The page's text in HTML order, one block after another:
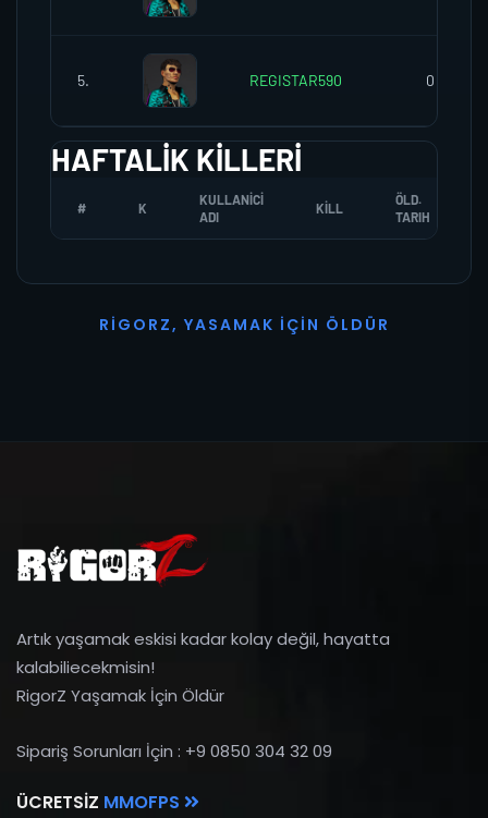
5. REGISTAR590 0
HAFTALIK KILLERI
# K
KULLANICI
ADI
KILL
ÖLD.
TARIH
R I G O R Z, YASAMAK İ ÇI N Ö L D Ü R
Artık yaşamak eskisi kadar kolay değil, hayatta
kalabiliecekmisin!
RigorZ Yaşamak İçin Öldür
Sipariş Sorunları İçin : +9 0850 304 32 09
ÜCRETSIZ MMOFPS